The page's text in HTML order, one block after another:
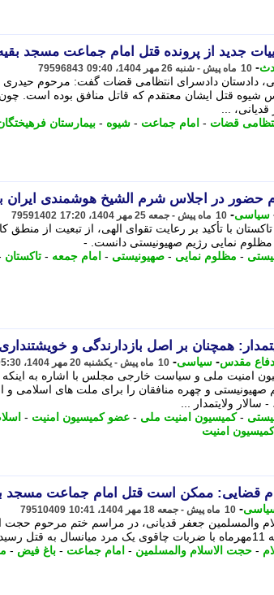
جدید از پرونده قتل امام جماعت مسجد بقیه
- 10 ماه پیش - شنبه 26 مهر 1404، 09:40 79596843
شیوه قتل ایشان معتقدم که قاتل منافق بوده است.
...
قضات - امام جماعت - شیوه - بیمارستان
حضور در اجلاس شرم الشیخ هوشمندی ایران
سیاسی- 10 ماه پیش - جمعه 25 مهر 1404، 17:20 79591402
با تأکید بر رعایت تقوای الهی، از تبعیت از
نمایی رژیم صهیونیستی دانست. -
- مظلوم نمایی - صهیونیستی - امام جمعه - تاکستان
همچنان بر اصل بازدارندگی و خویشتنداری
مقدس- سیاسی- 10 ماه پیش - یکشنبه 20 مهر 1404، 05:30
امنیت ملی و سیاست خارجی مجلس با اشاره به اینکه
صهیونیستی و چهره منافقان را برای ملت های اسلامی و
سالار ولایتمدار ...
-کمیسیون امنیت ملی - عضو کمیسیون امنیت -
کمیسیون امنیت
قضایی: ممکن است قتل امام جماعت مسجد
- 10 ماه پیش - جمعه 18 مهر 1404، 10:41 79510409
والمسلمین جعفر قدیانی، در مراسم ختم مرحوم
...
- حجت الاسلام والمسلمین - امام جماعت - باغ فیض -